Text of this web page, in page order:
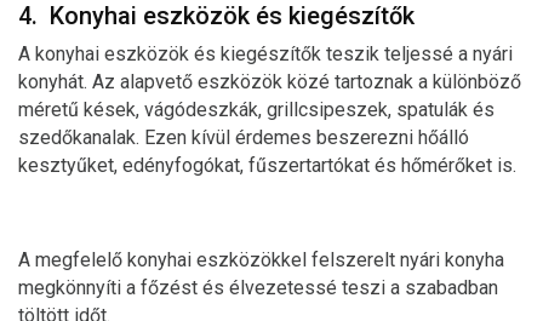
4. Konyhai eszközök és kiegészítők
A konyhai eszközök és kiegészítők teszik teljessé a nyári
konyhát. Az alapvető eszközök közé tartoznak a különböző
méretű kések, vágódeszkák, grillcsipeszek, spatulák és
szedőkanalak. Ezen kívül érdemes beszerezni hőálló
kesztyűket, edényfogókat, fűszertartókat és hőmérőket is.
A megfelelő konyhai eszközökkel felszerelt nyári konyha
megkönnyíti a főzést és élvezetessé teszi a szabadban
töltött időt.